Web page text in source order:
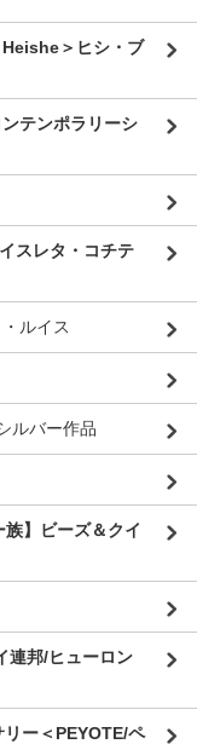
＞ヒシ・ブ
テンポラリーシ
スレタ・コチテ
ルイス
ルバー作品
】ビーズ＆クイ
邦/ヒューロン
ー＜PEYOTE/ペ